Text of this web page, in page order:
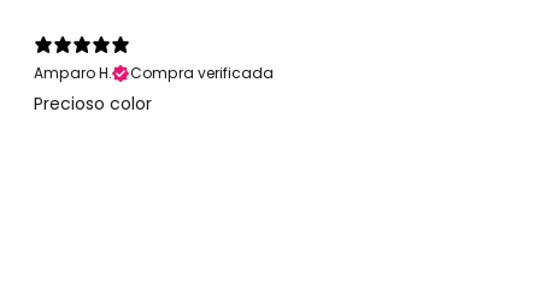
Amparo H. Compra verificada
Precioso color